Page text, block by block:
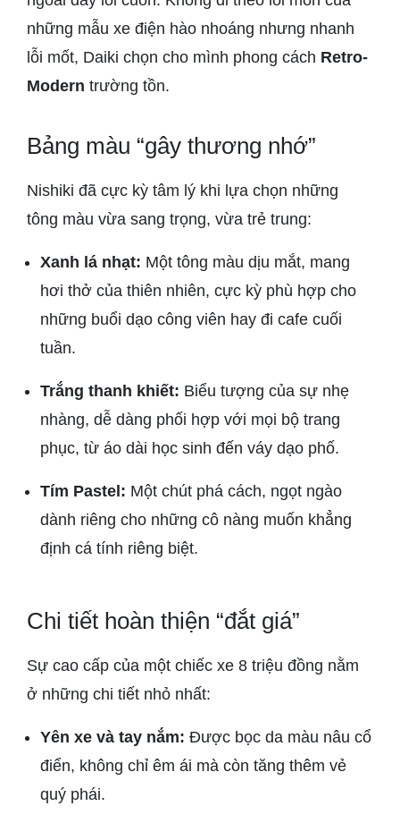
những mẫu xe điện hào nhoáng nhưng nhanh
lỗi mốt, Daiki chọn cho mình phong cách Retro-
Modern trường tồn.
Bảng màu “gây thương nhớ”
Nishiki đã cực kỳ tâm lý khi lựa chọn những
tông màu vừa sang trọng, vừa trẻ trung:
Xanh lá nhạt: Một tông màu dịu mắt, mang
hơi thở của thiên nhiên, cực kỳ phù hợp cho
những buổi dạo công viên hay đi cafe cuối
tuần.
Trắng thanh khiết: Biểu tượng của sự nhẹ
nhàng, dễ dàng phối hợp với mọi bộ trang
phục, từ áo dài học sinh đến váy dạo phố.
Tím Pastel: Một chút phá cách, ngọt ngào
dành riêng cho những cô nàng muốn khẳng
định cá tính riêng biệt.
Chi tiết hoàn thiện “đắt giá”
Sự cao cấp của một chiếc xe 8 triệu đồng nằm
ở những chi tiết nhỏ nhất:
Yên xe và tay nắm: Được bọc da màu nâu cổ
điển, không chỉ êm ái mà còn tăng thêm vẻ
quý phái.